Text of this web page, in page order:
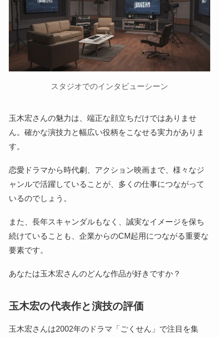
スタジオでのインタビューシーン
玉木宏さんの魅力は、端正な顔立ちだけではありませ
ん。確かな演技力と幅広い役柄をこなせる実力がありま
す。
恋愛ドラマから時代劇、アクション映画まで、様々なジ
ャンルで活躍していることが、多くの仕事につながって
いるのでしょう。
また、長年スキャンダルもなく、誠実なイメージを保ち
続けていることも、企業からのCM起用につながる重要な
要素です。
あなたは玉木宏さんのどんな作品が好きですか？
玉木宏の代表作と演技の評価
玉木宏さんは2002年のドラマ「ごくせん」で注目を集